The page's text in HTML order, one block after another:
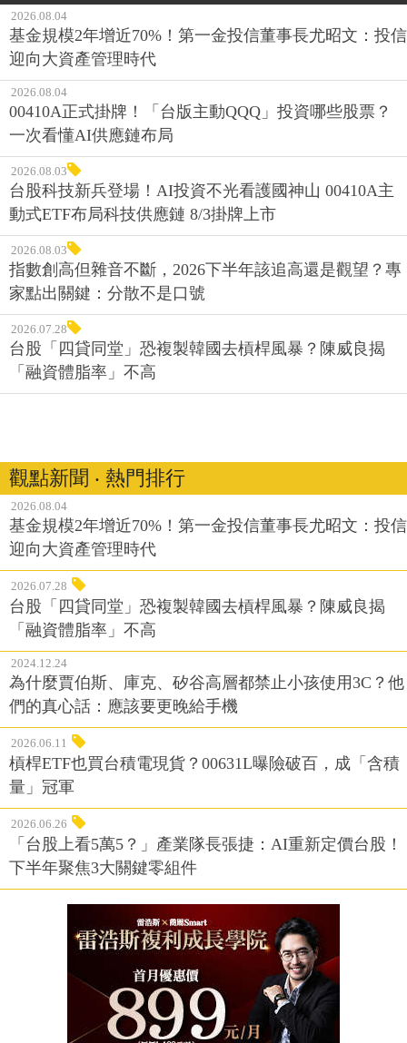
2026.08.04
基金規模2年增近70%！第一金投信董事長尤昭文：投信
迎向大資產管理時代
2026.08.04
00410A正式掛牌！「台版主動QQQ」投資哪些股票？
一次看懂AI供應鏈布局
2026.08.03
台股科技新兵登場！AI投資不光看護國神山 00410A主
動式ETF布局科技供應鏈 8/3掛牌上市
2026.08.03
指數創高但雜音不斷，2026下半年該追高還是觀望？專
家點出關鍵：分散不是口號
2026.07.28
台股「四貸同堂」恐複製韓國去槓桿風暴？陳威良揭
「融資體脂率」不高
觀點新聞 ‧ 熱門排行
2026.08.04
基金規模2年增近70%！第一金投信董事長尤昭文：投信
迎向大資產管理時代
2026.07.28
台股「四貸同堂」恐複製韓國去槓桿風暴？陳威良揭
「融資體脂率」不高
2024.12.24
為什麼賈伯斯、庫克、矽谷高層都禁止小孩使用3C？他
們的真心話：應該要更晚給手機
2026.06.11
槓桿ETF也買台積電現貨？00631L曝險破百，成「含積
量」冠軍
2026.06.26
「台股上看5萬5？」產業隊長張捷：AI重新定價台股！
下半年聚焦3大關鍵零組件